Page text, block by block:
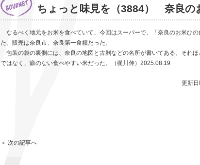
ちょっと味見を（3884） 奈良の
なるべく地元をお米を食べていて、今回はスーパーで、「奈良のお米ひの
た。販売は奈良市、奈良第一食糧だった。
包装の袋の裏側には、奈良の地図と古刹などの名所が書いてある。それ
ではなく、癖のない食べやすい米だった。（梶川伸）2025.08.19
更新
＜ 次の記事へ